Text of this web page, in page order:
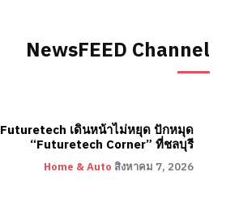
NewsFEED Channel
Futuretech เดินหน้าไม่หยุด ปักหมุด
“Futuretech Corner” ที่ชลบุรี
Home & Auto สิงหาคม 7, 2026